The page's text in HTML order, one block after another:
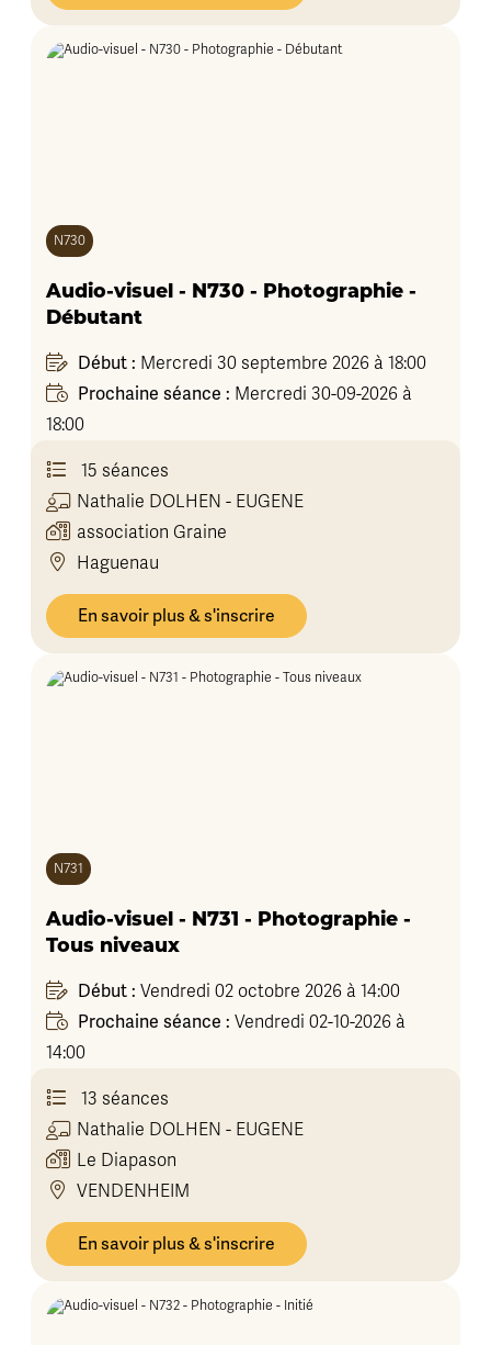
N730
Audio-visuel - N730 - Photographie -
Débutant
Début : Mercredi 30 septembre 2026 à 18:00
Prochaine séance : Mercredi 30-09-2026 à
18:00
15 séances
Nathalie DOLHEN - EUGENE
association Graine
Haguenau
En savoir plus & s'inscrire
N731
Audio-visuel - N731 - Photographie -
Tous niveaux
Début : Vendredi 02 octobre 2026 à 14:00
Prochaine séance : Vendredi 02-10-2026 à
14:00
13 séances
Nathalie DOLHEN - EUGENE
Le Diapason
VENDENHEIM
En savoir plus & s'inscrire